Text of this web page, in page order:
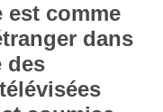
est comme
dans
des